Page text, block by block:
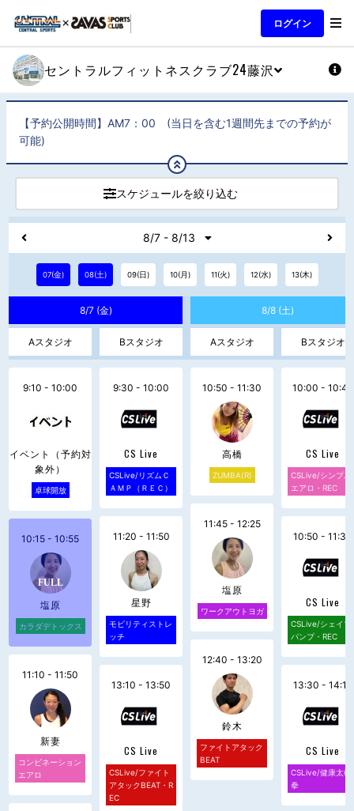
ログイン
セントラルフィットネスクラブ24藤沢
【予約公開時間】AM7：00 (当日を含む1週間先までの予約が
可能)
スケジュールを絞り込む
8/7 - 8/13
07(金) 08(土) 09(日) 10(月) 11(火) 12(水) 13(木)
8/7 (金)
Aスタジオ Bスタジオ
8/8 (土)
Aスタジオ Bスタジオ
9:10 - 10:00
イベント（予約対
象外）
卓球開放
10:15 - 10:55
塩原
カラダデトックス
11:10 - 11:50
新妻
コンビネーション
エアロ
9:30 - 10:00
CS Live
CSLive/リズムＣ
ＡＭＰ（ＲＥＣ）
11:20 - 11:50
星野
モビリティストレ
ッチ
13:10 - 13:50
CS Live
CSLive/ファイト
アタックBEAT・R
EC
10:50 - 11:30
高橋
ZUMBA(R)
11:45 - 12:25
塩原
ワークアウトヨガ
12:40 - 13:20
鈴木
ファイトアタック
BEAT
10:00 - 10:40
CS Live
CSLive/シンプル
エアロ・REC
10:50 - 11:30
CS Live
CSLive/シェイプ
パンプ・REC
13:30 - 14:10
CS Live
CSLive/健康太極
拳